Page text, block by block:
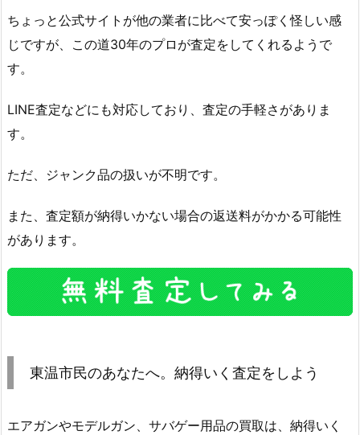
ちょっと公式サイトが他の業者に比べて安っぽく怪しい感
じですが、この道30年のプロが査定をしてくれるようで
す。
LINE査定などにも対応しており、査定の手軽さがありま
す。
ただ、ジャンク品の扱いが不明です。
また、査定額が納得いかない場合の返送料がかかる可能性
があります。
東温市民のあなたへ。納得いく査定をしよう
エアガンやモデルガン、サバゲー用品の買取は、納得いく